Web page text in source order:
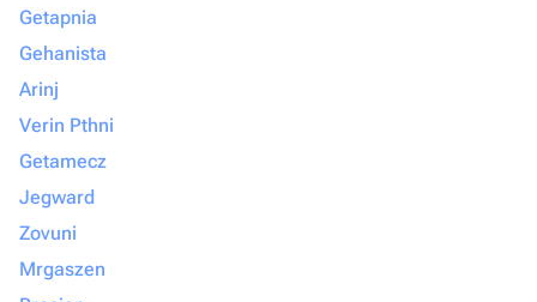
Getapnia
Gehanista
Arinj
Verin Pthni
Getamecz
Jegward
Zovuni
Mrgaszen